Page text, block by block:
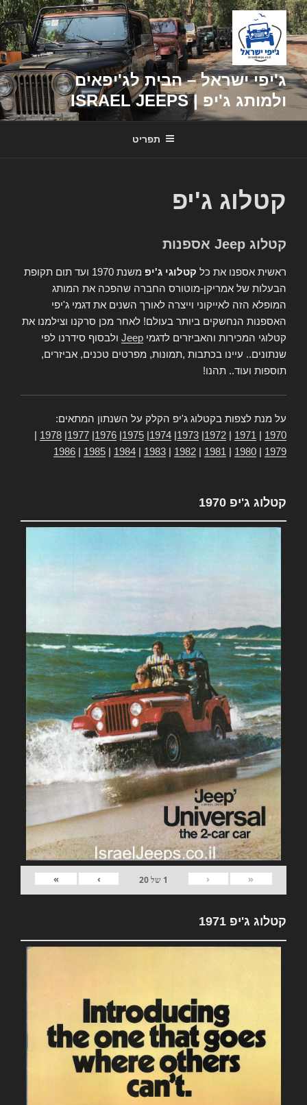
דילוג
לתוכן
ג'יפי ישראל – הבית לג'יפאים
ולמותג ג'יפ | ISRAEL JEEPS
תפריט
קטלוג ג'יפ
קטלוג Jeep אספנות
ראשית אספנו את כל קטלוגי ג'יפ
משנת 1970 ועד תום תקופת
הבעלות של אמריקן-מוטורס החברה שהפכה את המותג
המופלא הזה לאייקוני וייצרה לאורך השנים את דגמי ג'יפי
האספנות הנחשקים ביותר בעולם! לאחר מכן סרקנו וצילמנו את
קטלוגי המכירות והאביזרים לדגמי Jeep ולבסוף סידרנו לפי
שנתונים.. עיינו בכתבות ,תמונות, מפרטים טכנים, אביזרים,
תוספות ועוד.. תהנו!
על מנת לצפות בקטלוג ג'יפ הקלק על השנתון המתאים:
1970
1971
1972
1973
1974
1975
1976
1977
1978
1979
1980
1981
1982
1983
1984
1985
1986
קטלוג ג'יפ 1970
«
‹
1 של20
›
»
קטלוג ג'יפ 1971